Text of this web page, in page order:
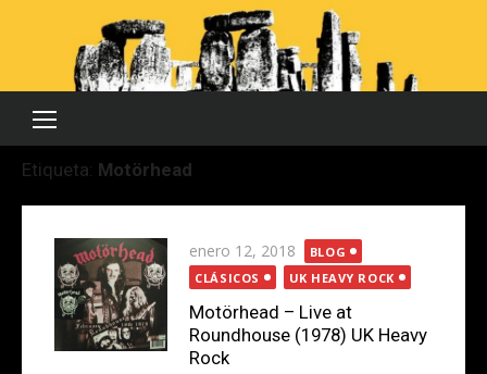
Etiqueta: Motörhead
Publicada
el
enero 12, 2018
BLOG
CLÁSICOS
UK HEAVY ROCK
Motörhead – Live at
Roundhouse (1978) UK Heavy
Rock